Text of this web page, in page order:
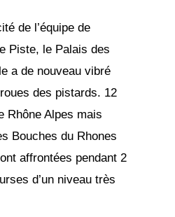
de l’équipe de
Piste, le Palais des
a de nouveau vibré
des pistards. 12
Rhône Alpes mais
Bouches du Rhones
affrontées pendant 2
d’un niveau très